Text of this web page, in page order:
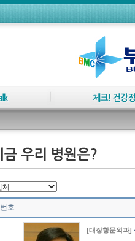
번호
[대장항문외과]